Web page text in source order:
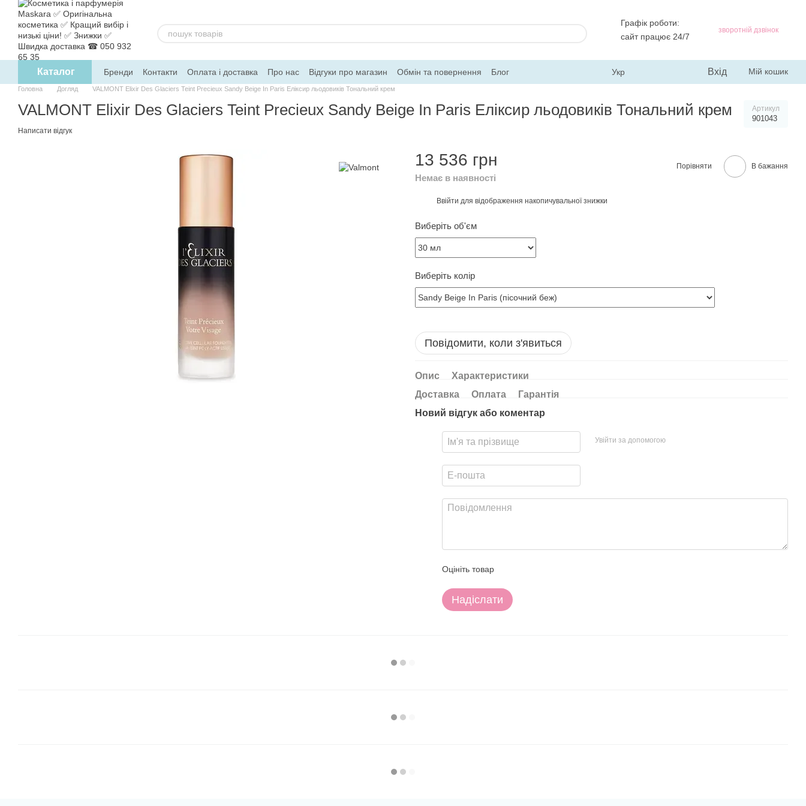
Перейти до основного контенту
Графік роботи:
сайт працює 24/7
зворотній дзвінок
Каталог Бренди Контакти Оплата і доставка Про нас Відгуки про магазин Обмін та повернення Блог Укр Вхід Мій кошик
Головна Догляд VALMONT Elixir Des Glaciers Teint Precieux Sandy Beige In Paris Еліксир льодовиків Тональний крем
VALMONT Elixir Des Glaciers Teint Precieux Sandy Beige In Paris Еліксир льодовиків Тональний крем Артикул
901043
Написати відгук
13 536 грн
Немає в наявності
Порівняти В бажання
Ввійти для відображення накопичувальної знижки
Виберіть об'єм
Виберіть колір
Повідомити, коли з'явиться
Опис
Характеристики
Доставка
Оплата
Гарантія
Новий відгук або коментар
Увійти за допомогою
Оцініть товар
Надіслати